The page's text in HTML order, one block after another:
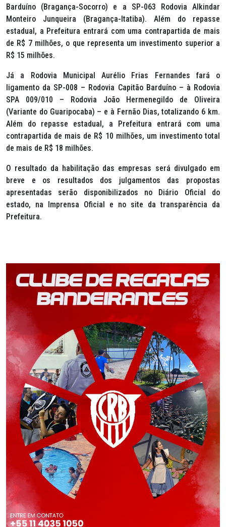
Barduíno (Bragança-Socorro) e a SP-063 Rodovia Alkindar
Monteiro Junqueira (Bragança-Itatiba). Além do repasse
estadual, a Prefeitura entrará com uma contrapartida de mais
de R$ 7 milhões, o que representa um investimento superior a
R$ 15 milhões.
Já a Rodovia Municipal Aurélio Frias Fernandes fará o
ligamento da SP-008 – Rodovia Capitão Barduíno – à Rodovia
SPA 009/010 – Rodovia João Hermenegildo de Oliveira
(Variante do Guaripocaba) – e à Fernão Dias, totalizando 6 km.
Além do repasse estadual, a Prefeitura entrará com uma
contrapartida de mais de R$ 10 milhões, um investimento total
de mais de R$ 18 milhões.
O resultado da habilitação das empresas será divulgado em
breve e os resultados dos julgamentos das propostas
apresentadas serão disponibilizados no Diário Oficial do
estado, na Imprensa Oficial e no site da transparência da
Prefeitura.